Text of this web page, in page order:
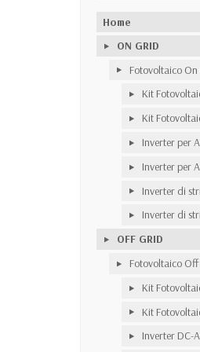
Home
ON GRID
Fotovoltaico
Kit
Kit
Inverter per
Inverter per
Inverter di
Inverter di
OFF GRID
Fotovoltaico
Kit
Kit
Inverter DC-